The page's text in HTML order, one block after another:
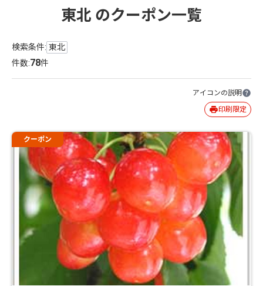
東北 のクーポン一覧
検索条件: 東北
件数:78件
アイコンの説明
印刷限定
クーポン